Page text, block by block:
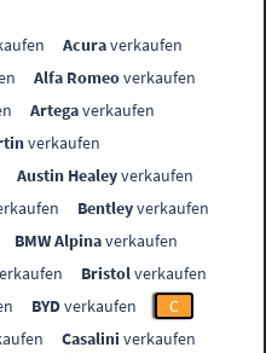
Acuraverkaufen
Alfa Romeoverkaufen
Artegaverkaufen
verkaufen
Austin Healeyverkaufen
Bentleyverkaufen
BMW Alpinaverkaufen
Bristolverkaufen
BYDverkaufen
C
Casalini verkaufen